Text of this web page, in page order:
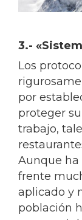
3.-
Los
por
proteger
trabajo,
Aunque
frente
aplicado y
población